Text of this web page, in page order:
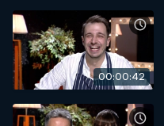
00:00:42